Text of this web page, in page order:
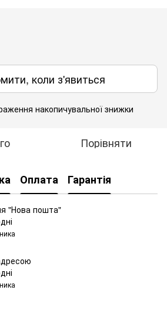
коли з'явиться
накопичувальної знижки
Порівняти
Оплата Гарантія
"Нова пошта"